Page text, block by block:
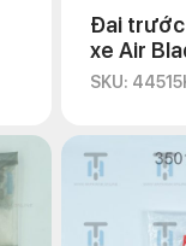
Đai
xe Air
SKU: